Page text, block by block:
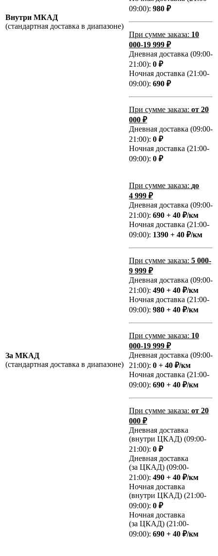
Внутри МКАД
(стандартная доставка в диапазоне)
09:00): 980 ₽
При сумме заказа: 10
000-19 999 ₽
Дневная доставка (09:00-
21:00): 0 ₽
Ночная доставка (21:00-
09:00): 690 ₽
При сумме заказа: от 20
000 ₽
Дневная доставка (09:00-
21:00): 0 ₽
Ночная доставка (21:00-
09:00): 0 ₽
За МКАД
(стандартная доставка в диапазоне)
При сумме заказа: до
4 999 ₽
Дневная доставка (09:00-
21:00): 690 + 40 ₽/км
Ночная доставка (21:00-
09:00): 1390 + 40 ₽/км
При сумме заказа: 5 000-
9 999 ₽
Дневная доставка (09:00-
21:00): 490 + 40 ₽/км
Ночная доставка (21:00-
09:00): 980 + 40 ₽/км
При сумме заказа: 10
000-19 999 ₽
Дневная доставка (09:00-
21:00): 0 + 40 ₽/км
Ночная доставка (21:00-
09:00): 690 + 40 ₽/км
При сумме заказа: от 20
000 ₽
Дневная доставка
(внутри ЦКАД) (09:00-
21:00): 0 ₽
Дневная доставка
(за ЦКАД) (09:00-
21:00): 490 + 40 ₽/км
Ночная доставка
(внутри ЦКАД) (21:00-
09:00): 0 ₽
Ночная доставка
(за ЦКАД) (21:00-
09:00): 690 + 40 ₽/км